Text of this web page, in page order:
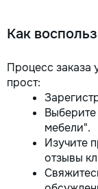
Как
Процесс заказа
прост:
мебели".
Изучите
отзывы